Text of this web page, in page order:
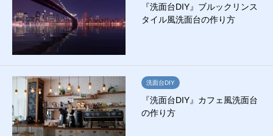
『洗面台DIY』ブルックリンス
タイル風洗面台の作り方
洗面台DIY
『洗面台DIY』カフェ風洗面台
の作り方